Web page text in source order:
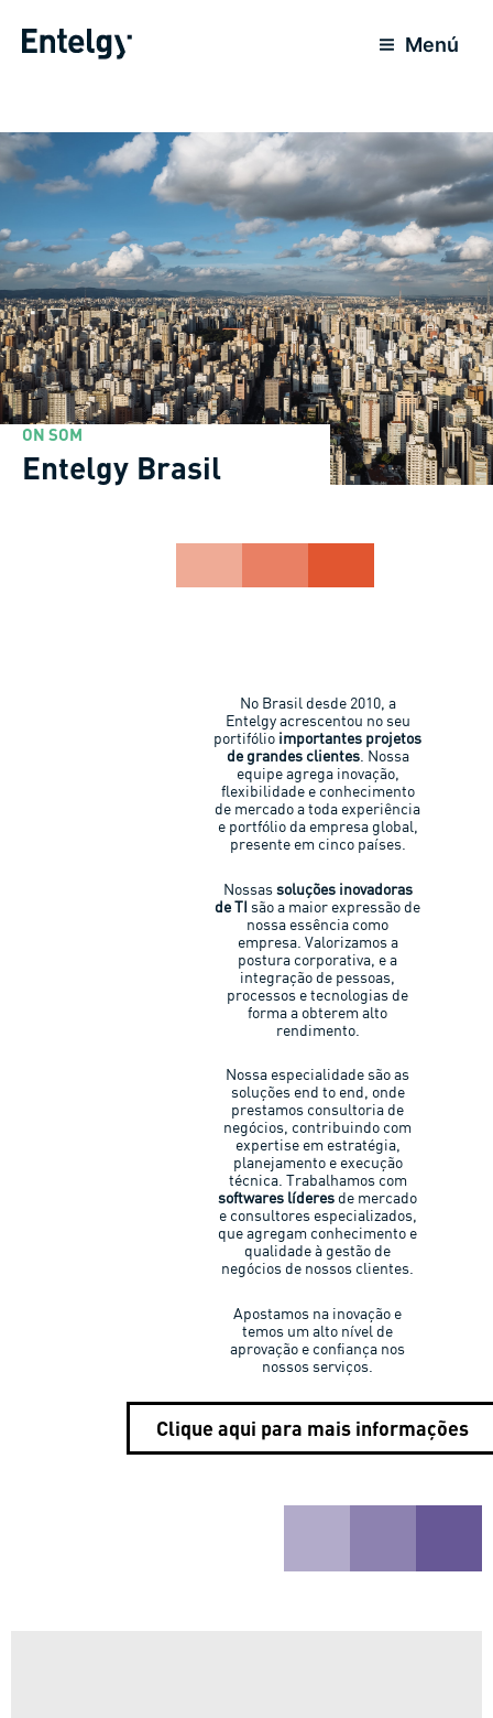
Menú
ON SOM
Entelgy Brasil
No Brasil desde 2010, a
Entelgy acrescentou no seu
portifólio importantes projetos
de grandes clientes. Nossa
equipe agrega inovação,
flexibilidade e conhecimento
de mercado a toda experiência
e portfólio da empresa global,
presente em cinco países.
Nossassoluções inovadoras
de TI são a maior expressão de
nossa essência como
empresa. Valorizamos a
postura corporativa, e a
integração de pessoas,
processos e tecnologias de
forma a obterem alto
rendimento.
Nossa especialidade são as
soluções end to end, onde
prestamos consultoria de
negócios, contribuindo com
expertise em estratégia,
planejamento e execução
técnica. Trabalhamos com
softwares líderesde mercado
e consultores especializados,
que agregam conhecimento e
qualidade à gestão de
negócios de nossos clientes.
Apostamos na inovação e
temos um alto nível de
aprovação e confiança nos
nossos serviços.
Clique aqui para mais informações